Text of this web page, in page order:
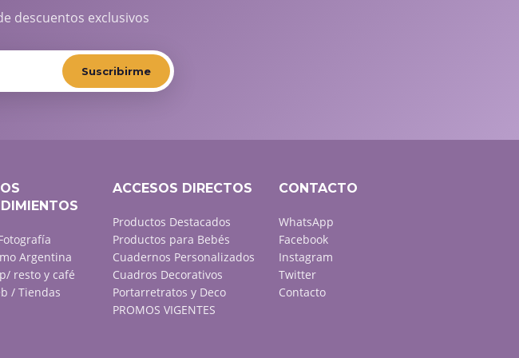
descuentos exclusivos
Suscribirme
Argentina
resto y café
/ Tiendas
ACCESOS DIRECTOS
Productos Destacados
Productos para Bebés
Cuadernos Personalizados
Cuadros Decorativos
Portarretratos y Deco
PROMOS VIGENTES
CONTACTO
WhatsApp
Facebook
Instagram
Twitter
Contacto